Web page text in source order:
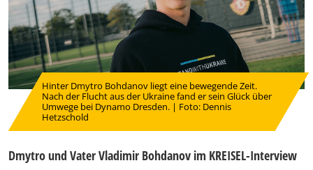
Hinter Dmytro Bohdanov liegt eine bewegende Zeit.
Nach der Flucht aus der Ukraine fand er sein Glück über
Umwege bei Dynamo Dresden. | Foto: Dennis
Hetzschold
Dmytro und Vater Vladimir Bohdanov im KREISEL-Interview